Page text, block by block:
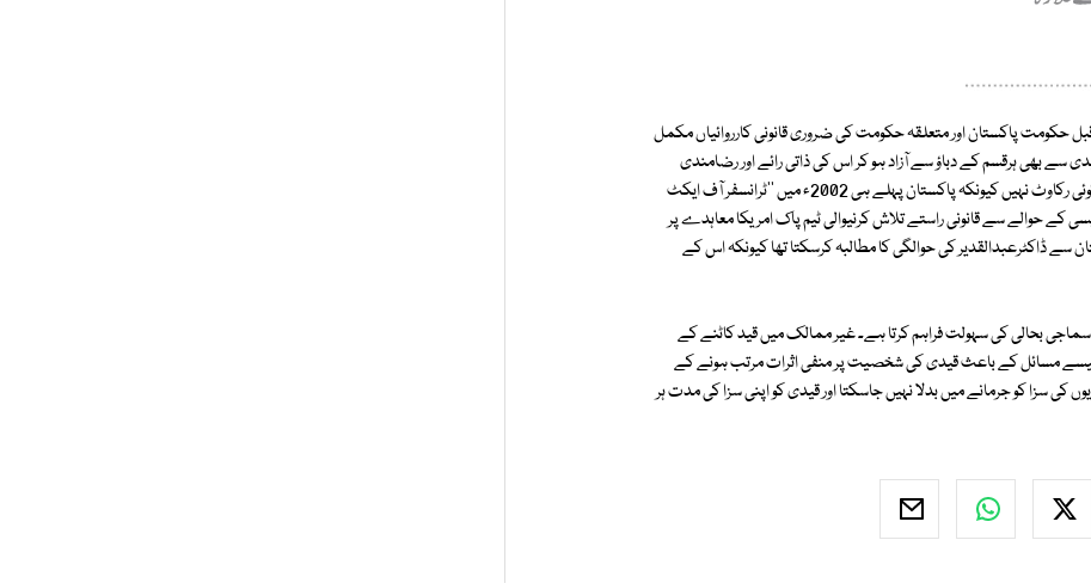
حکومت پاکستان اور متعلقہ حکومت کی ضروری قانونی کارروائیاں مکمل
بھی ہرقسم کے دباؤ سے آزاد ہو کر اس کی ذاتی رائے اور رضامندی
پوچھی جانا ضروری ہے۔حکومت پاکستان کی جانب سے اس سلسلے میں کوئی رکاوٹ نہیں کیونکہ پاکستان پہلے ہی 2002ء میں ''ٹرانسفر آف ایکٹ
کے حوالے سے قانونی راستے تلاش کرنیوالی ٹیم پاک امریکا معاہدے پر
ڈاکٹرعبدالقدیر کی حوالگی کا مطالبہ کرسکتا تھا کیونکہ اس کے
یافتہ قیدیوں کی سماجی بحالی کی سہولت فراہم کرتا ہے۔ غیر ممالک میں قید کاٹنے کے
مسائل کے باعث قیدی کی شخصیت پر منفی اثرات مرتب ہونے کے
کو جرمانے میں بدلا نہیں جاسکتا اور قیدی کو اپنی سزا کی مدت ہر